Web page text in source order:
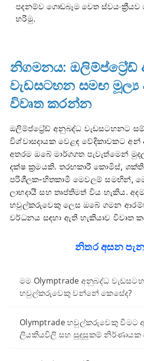
පදනම්ව ගොඩබෑම වෙත ස්වයංක්‍රීයව
හරිමු.
නිගමනය: ඔලිම්ප්ට්‍රේඩ්
වැඩසටහන සමඟ මූල්‍ය
විවෘත කරන්න
ඔලිම්ප්ට්‍රේඩ් අනුබද්ධ වැඩසටහනට
විශ්වාසදායක වෙළඳ වේදිකාවකට අන්
අතරම ඔබේ මාර්ගගත පැවැත්මෙන්
දක්ෂ ක්‍රමයකි. තරඟකාරී කොමිස්,
පරිශීලක-හිතකාමී මෙවලම් සමඟින්,
ලාභදායී සහ තෘප්තිමත් විය හැකිය.
හවුල්කරුවෙකු ලෙස ඔබේ ගමන
වර්ධනය සඳහා ඇති හැකියාව විවෘත
නිතර අසන පැන
මම Olymptrade අනුබද්ධ
හවුල්කරුවෙකු වන්නේ කෙසේද?
Olymptrade හවුල්කරුවෙකු වීමට
ලියකියවිලි සහ සුදුසුකම් නිර්ණායක